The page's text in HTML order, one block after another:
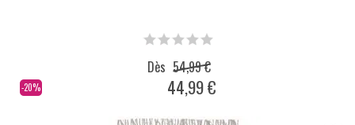
-20%
Dès 54,99 €
44,99 €